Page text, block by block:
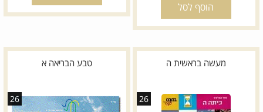
הוסף לסל
מעשה בראשית ה
26
טבע הבריאה א
26